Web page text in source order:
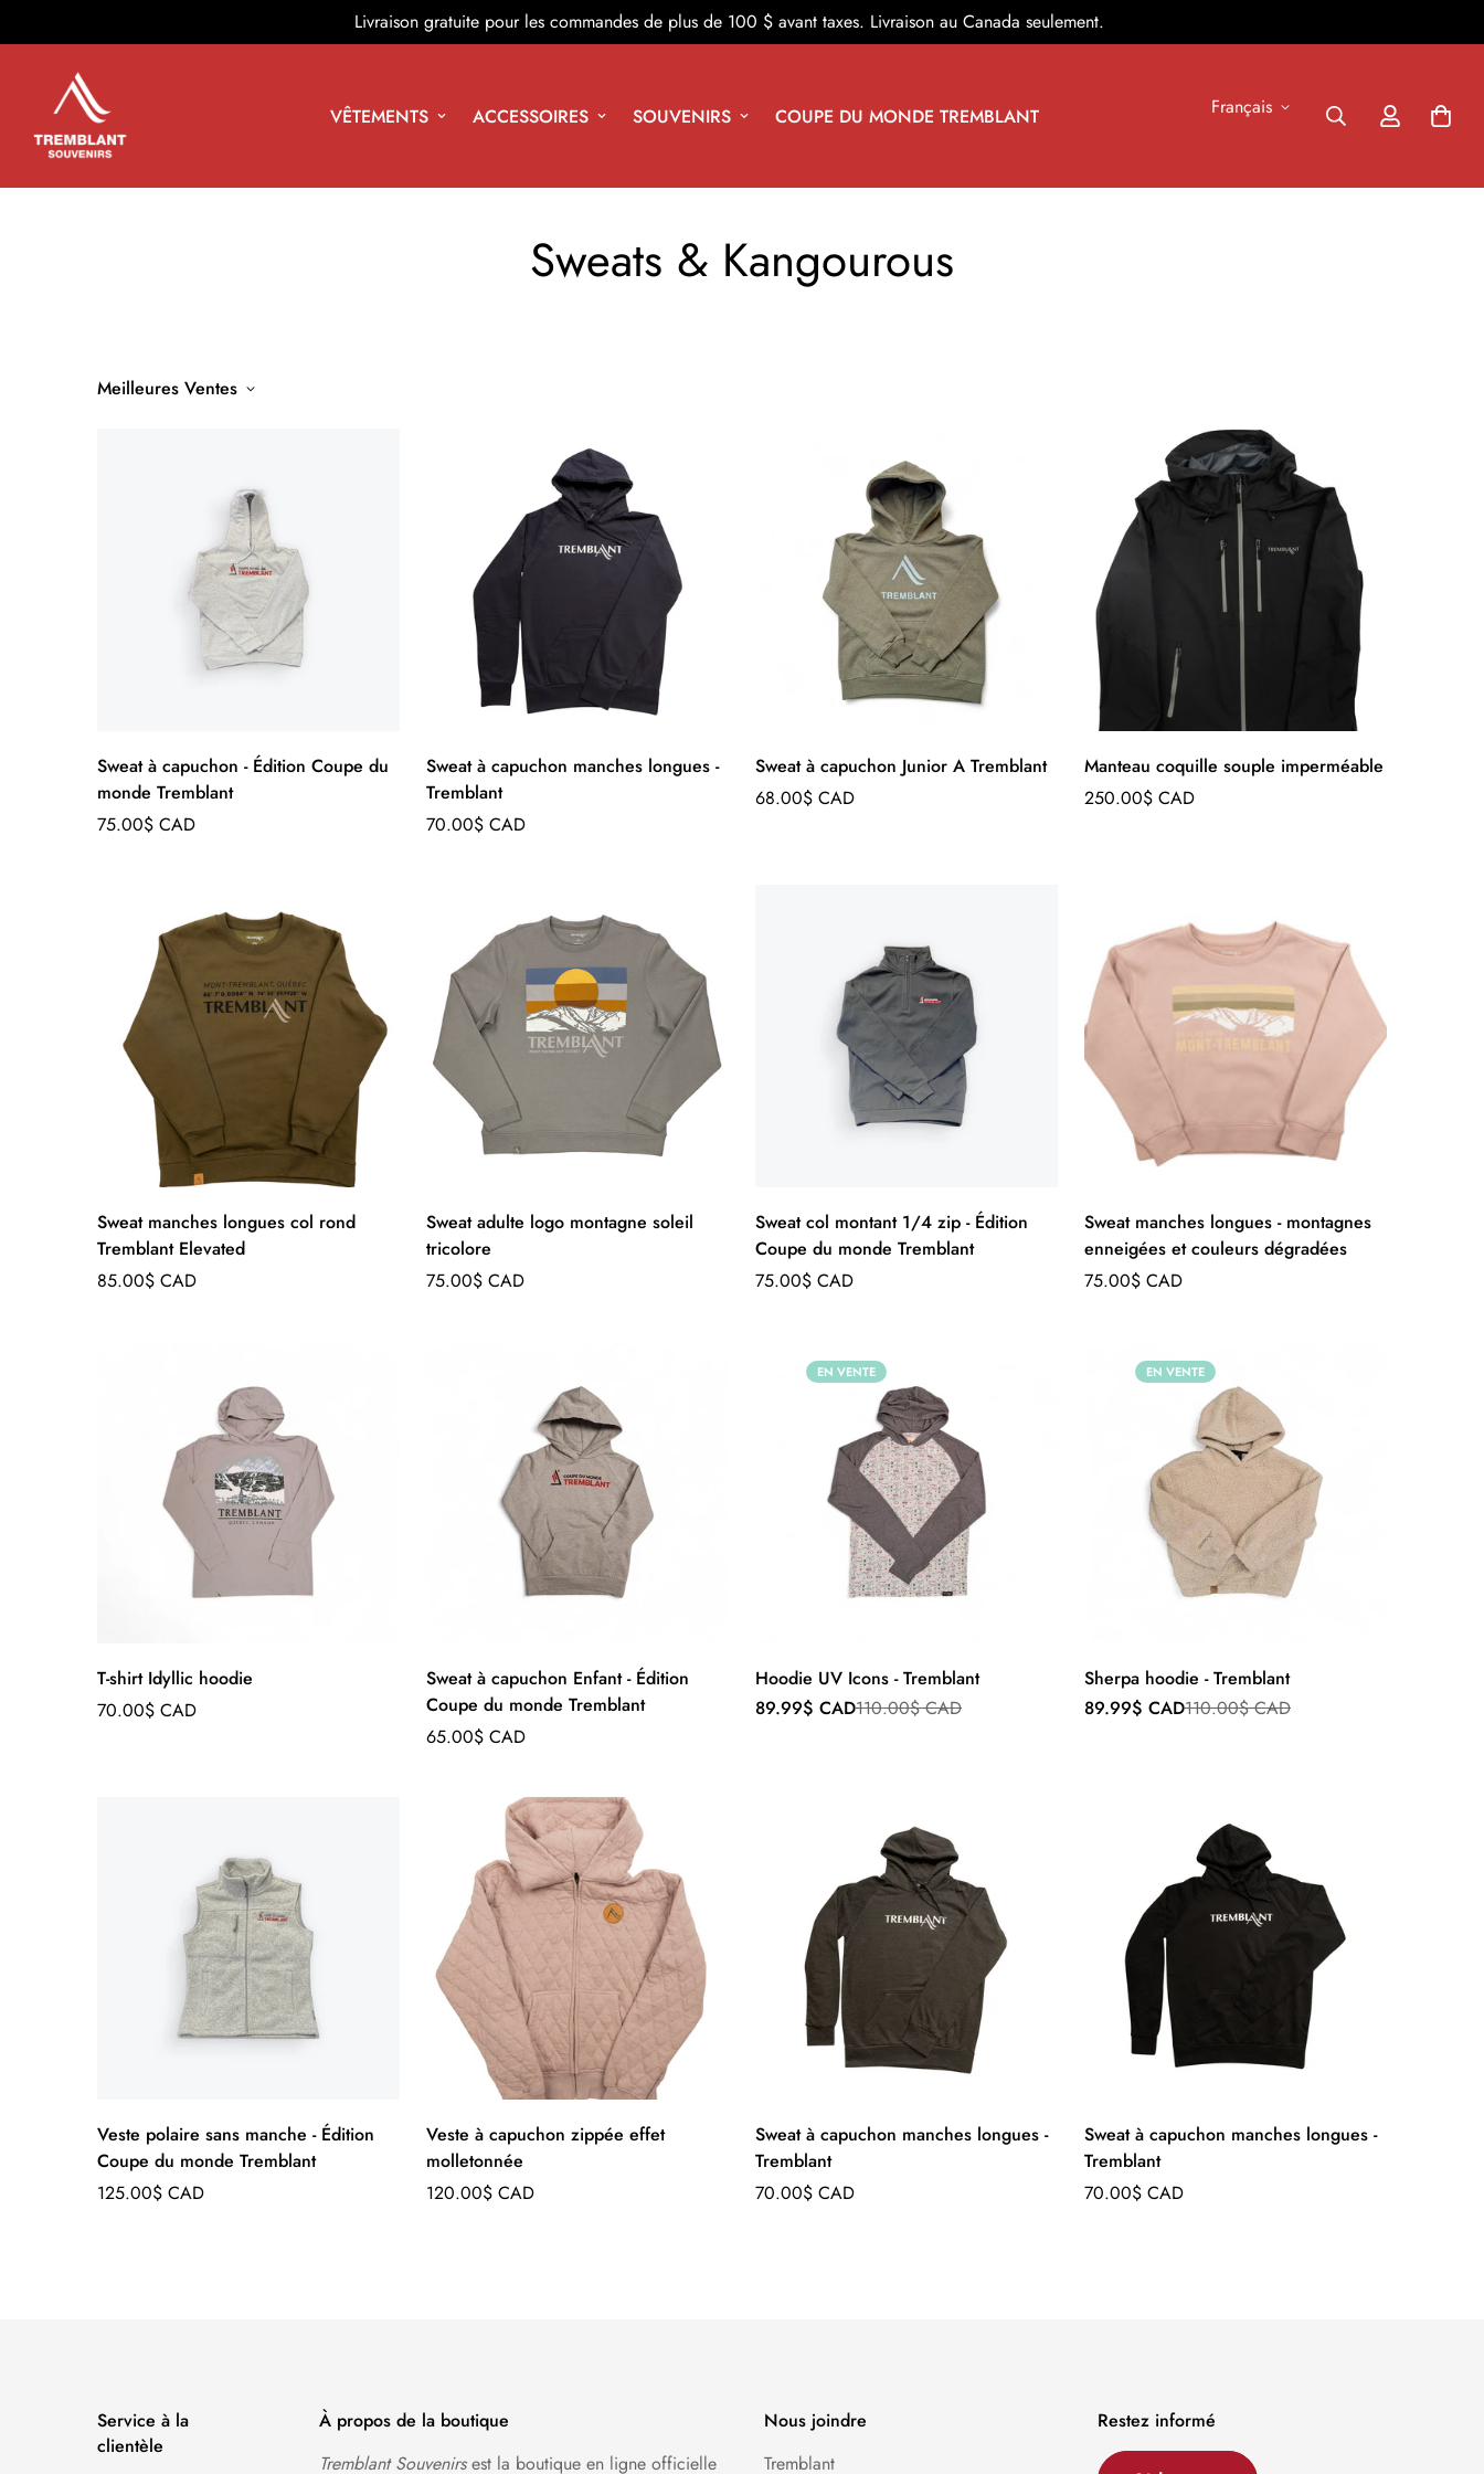
Livraison gratuite pour les commandes de plus de 100 $ avant taxes. Livraison au Canada seulement.
VÊTEMENTS ACCESSOIRES SOUVENIRS COUPE DU MONDE TREMBLANT Français
Sweats & Kangourous
Meilleures Ventes
Sweat à capuchon - Édition Coupe du
monde Tremblant
Prix
75.00$ CAD
Sweat à capuchon manches longues -
Tremblant
Prix
70.00$ CAD
Sweat à capuchon Junior A Tremblant
Prix
68.00$ CAD
Manteau coquille souple imperméable
Prix
250.00$ CAD
Sweat manches longues col rond
Tremblant Elevated
Prix
85.00$ CAD
Sweat adulte logo montagne soleil
tricolore
Prix
75.00$ CAD
Sweat col montant 1/4 zip - Édition
Coupe du monde Tremblant
Prix
75.00$ CAD
Sweat manches longues - montagnes
enneigées et couleurs dégradées
Prix
75.00$ CAD
T-shirt Idyllic hoodie
Prix
70.00$ CAD
Sweat à capuchon Enfant - Édition
Coupe du monde Tremblant
Prix
65.00$ CAD
EN VENTE
Hoodie UV Icons - Tremblant
Prix
89.99$ CADPrix
110.00$ CAD
EN VENTE
Sherpa hoodie - Tremblant
Prix
89.99$ CADPrix
110.00$ CAD
Veste polaire sans manche - Édition
Coupe du monde Tremblant
Prix
125.00$ CAD
Veste à capuchon zippée effet
molletonnée
Prix
120.00$ CAD
Sweat à capuchon manches longues -
Tremblant
Prix
70.00$ CAD
Sweat à capuchon manches longues -
Tremblant
Prix
70.00$ CAD
Service à la
clientèle
À propos de la boutique
Tremblant Souvenirsest la boutique en ligne officielle
Nous joindre
Tremblant
Restez informé